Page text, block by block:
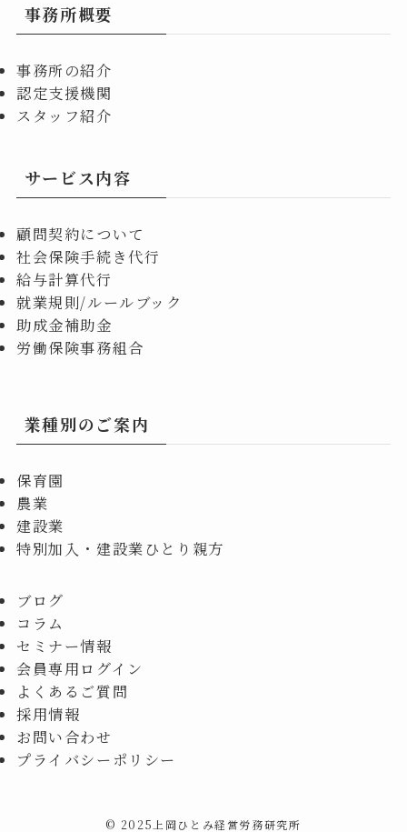
事務所概要
事務所の紹介
認定支援機関
スタッフ紹介
サービス内容
顧問契約について
社会保険手続き代行
給与計算代行
就業規則/ルールブック
助成金補助金
労働保険事務組合
業種別のご案内
保育園
農業
建設業
特別加入・建設業ひとり親方
ブログ
コラム
セミナー情報
会員専用ログイン
よくあるご質問
採用情報
お問い合わせ
プライバシーポリシー
© 2025上岡ひとみ経営労務研究所